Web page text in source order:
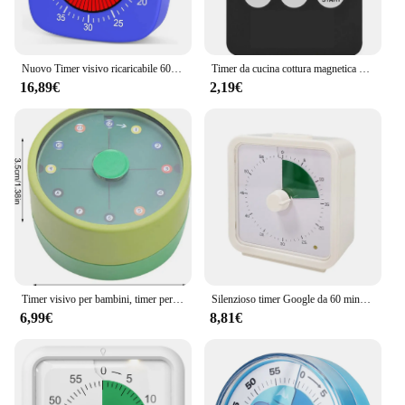
16,89€ 2,19€
6,99€
Silenzioso timer Google da 60 minuti Conto alla rovescia timer da cucina visivo Produttività timer Pomodoro per bambini Gestione del tempo di studio
8,81€